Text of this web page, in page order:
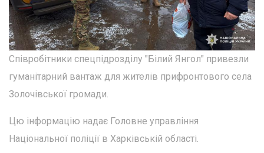
Співробітники спецпідрозділу "Білий Янгол" привезли
гуманітарний вантаж для жителів прифронтового села
Золочівської громади.
Цю інформацію надає Головне управління
Національної поліції в Харківській області.